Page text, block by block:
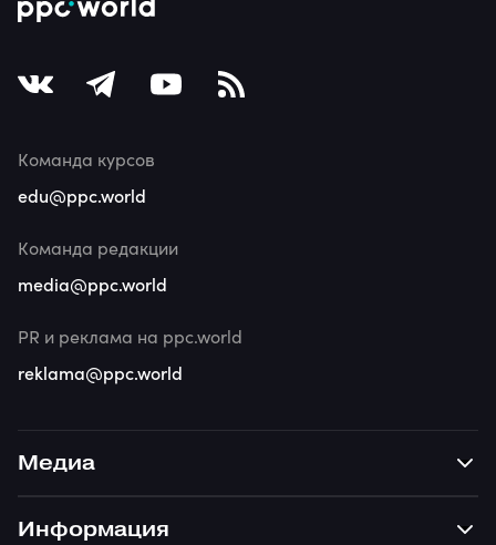
Медиа
Информация
Команда курсов
edu@ppc.world
Команда редакции
media@ppc.world
PR и реклама на ppc.world
reklama@ppc.world